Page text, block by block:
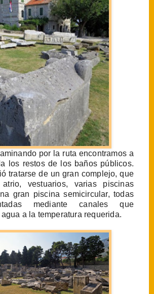
por la ruta encontramos a
los restos de los baños públicos.
tratarse de un gran complejo, que
vestuarios, varias piscinas
gran piscina semicircular, todas
mediante canales que
a la temperatura requerida.